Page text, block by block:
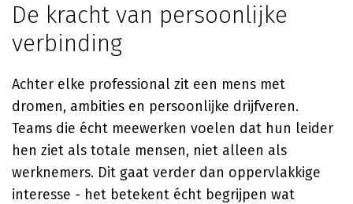
De kracht van persoonlijke
verbinding
Achter elke professional zit een mens met
dromen, ambities en persoonlijke drijfveren.
Teams die écht meewerken voelen dat hun leider
hen ziet als totale mensen, niet alleen als
werknemers. Dit gaat verder dan oppervlakkige
interesse - het betekent écht begrijpen wat